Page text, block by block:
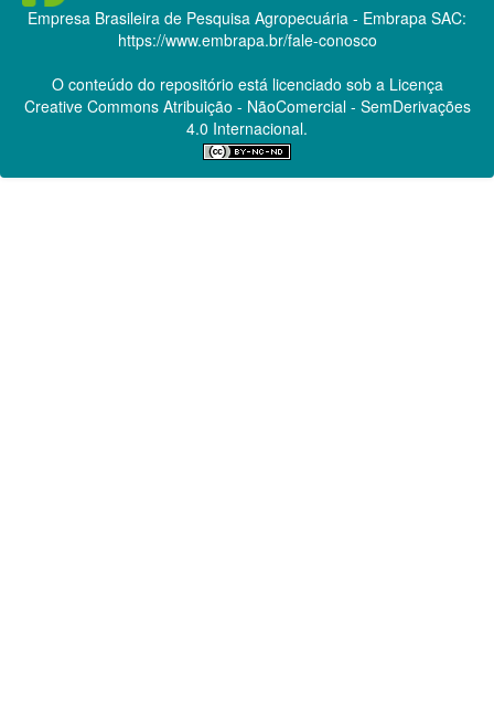
Empresa Brasileira de Pesquisa Agropecuária - Embrapa SAC:
https://www.embrapa.br/fale-conosco
O conteúdo do repositório está licenciado sob a Licença
Creative CommonsAtribuição - NãoComercial - SemDerivações
4.0 Internacional.